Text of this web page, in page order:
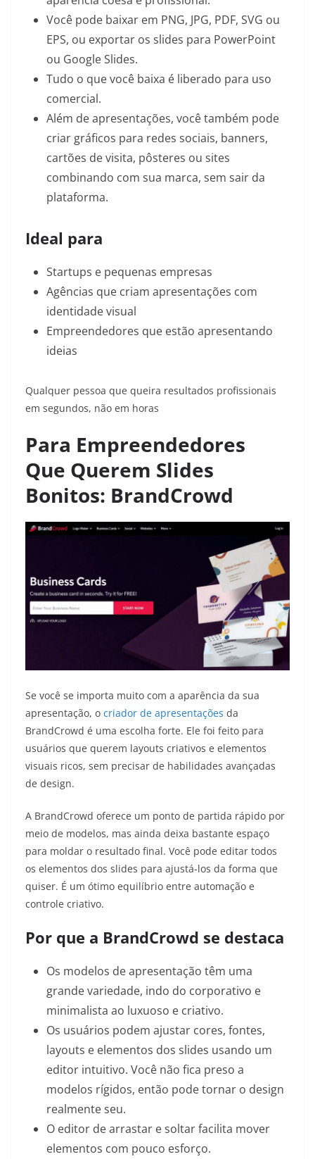
Você pode baixar em PNG, JPG, PDF, SVG ou
EPS, ou exportar os slides para PowerPoint
ou Google Slides.
Tudo o que você baixa é liberado para uso
comercial.
Além de apresentações, você também pode
criar gráficos para redes sociais, banners,
cartões de visita, pôsteres ou sites
combinando com sua marca, sem sair da
plataforma.
Ideal para
Startups e pequenas empresas
Agências que criam apresentações com
identidade visual
Empreendedores que estão apresentando
ideias
Qualquer pessoa que queira resultados profissionais
em segundos, não em horas
Para Empreendedores
Que Querem Slides
Bonitos: BrandCrowd
Se você se importa muito com a aparência da sua
apresentação, o criador de apresentações da
BrandCrowd é uma escolha forte. Ele foi feito para
usuários que querem layouts criativos e elementos
visuais ricos, sem precisar de habilidades avançadas
de design.
A BrandCrowd oferece um ponto de partida rápido por
meio de modelos, mas ainda deixa bastante espaço
para moldar o resultado final. Você pode editar todos
os elementos dos slides para ajustá-los da forma que
quiser. É um ótimo equilíbrio entre automação e
controle criativo.
Por que a BrandCrowd se destaca
Os modelos de apresentação têm uma
grande variedade, indo do corporativo e
minimalista ao luxuoso e criativo.
Os usuários podem ajustar cores, fontes,
layouts e elementos dos slides usando um
editor intuitivo. Você não fica preso a
modelos rígidos, então pode tornar o design
realmente seu.
O editor de arrastar e soltar facilita mover
elementos com pouco esforço.